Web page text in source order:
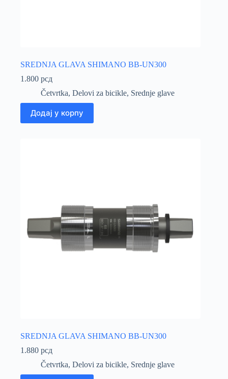
SREDNJA GLAVA SHIMANO BB-UN300
1.800 рсд
Četvrtka, Delovi za bicikle, Srednje glave
Додај у корпу
SREDNJA GLAVA SHIMANO BB-UN300
1.880 рсд
Četvrtka, Delovi za bicikle, Srednje glave